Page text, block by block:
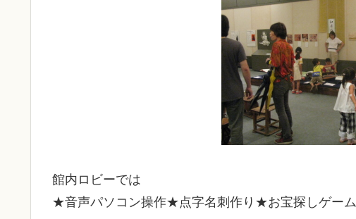
館内ロビーでは
★音声パソコン操作★点字名刺作り★お宝探しゲーム